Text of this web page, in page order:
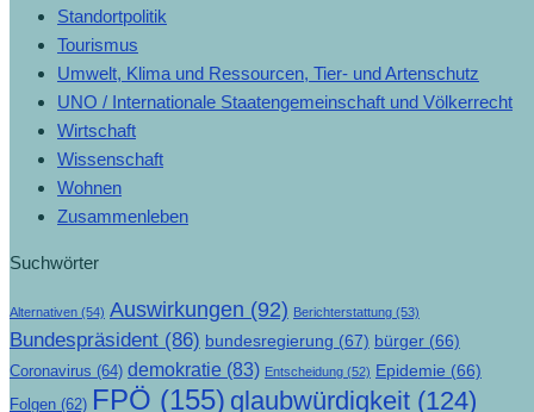
Standortpolitik
Tourismus
Umwelt, Klima und Ressourcen, Tier- und Artenschutz
UNO / Internationale Staatengemeinschaft und Völkerrecht
Wirtschaft
Wissenschaft
Wohnen
Zusammenleben
Suchwörter
Alternativen (54) Auswirkungen (92) Berichterstattung (53)
Bundespräsident (86) bundesregierung (67) bürger (66)
Coronavirus (64) demokratie (83) Entscheidung (52) Epidemie (66)
Folgen (62) FPÖ (155) glaubwürdigkeit (124)